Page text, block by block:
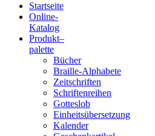
Blindenschrift-
Verlag
Druckerei
Startseite
Online-
Katalog
Produkt–
palette
Bücher
Braille-Alphabete
Zeitschriften
Schriftenreihen
Gotteslob
Einheitsübersetzung
Kalender